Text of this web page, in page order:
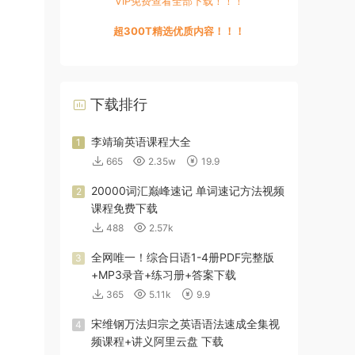
超300T精选优质内容！！！
下载排行
1 李靖瑜英语课程大全
665 2.35w 19.9
2
20000词汇巅峰速记 单词速记方法视频
课程免费下载
488 2.57k
3
全网唯一！综合日语1-4册PDF完整版
+MP3录音+练习册+答案下载
365 5.11k 9.9
4
宋维钢万法归宗之英语语法速成全集视
频课程+讲义阿里云盘 下载